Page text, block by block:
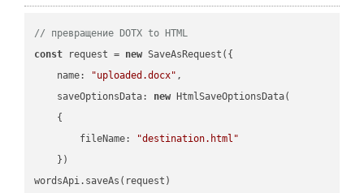
// превращение DOTX to HTML
const request = new SaveAsRequest({
name: "uploaded.docx" ,
saveOptionsData: new HtmlSaveOptionsData(
    {
fileName:
"destination.html"
    })
wordsApi.saveAs(request)